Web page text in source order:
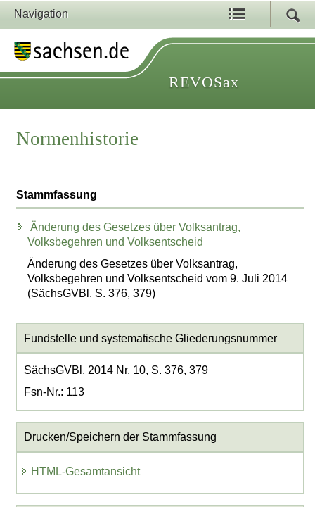
Navigation
REVOSax
Normenhistorie
Stammfassung
Änderung des Gesetzes über Volksantrag,
Volksbegehren und Volksentscheid
Änderung des Gesetzes über Volksantrag,
Volksbegehren und Volksentscheid vom 9. Juli 2014
(SächsGVBl. S. 376, 379)
Fundstelle und systematische Gliederungsnummer
SächsGVBl. 2014 Nr. 10, S. 376, 379
Fsn-Nr.: 113
Drucken/Speichern der Stammfassung
HTML-Gesamtansicht